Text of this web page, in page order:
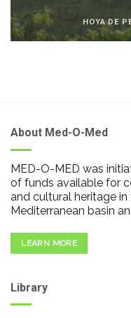
HOYA DE
About Med-O-Med
MED-O-MED was
of funds available for
and cultural heritage
Mediterranean basin
LEARN MORE
Library